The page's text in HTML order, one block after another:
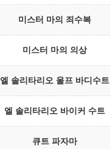
미스터 마의 죄수복
미스터 마의 의상
엘 솔리타리오 울프 바디수트
엘 솔리타리오 바이커 수트
큐트 파자마